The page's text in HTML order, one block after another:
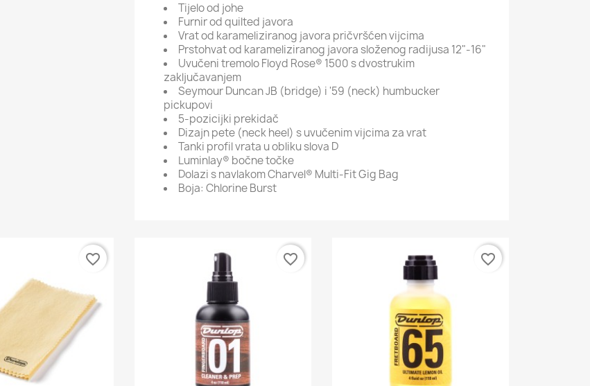
Tijelo od johe
Furnir od quilted javora
Vrat od karameliziranog javora pričvršćen vijcima
Prstohvat od karameliziranog javora složenog radijusa 12"-16"
Uvučeni tremolo Floyd Rose® 1500 s dvostrukim
zaključavanjem
Seymour Duncan JB (bridge) i '59 (neck) humbucker
pickupovi
5-pozicijki prekidač
Dizajn pete (neck heel) s uvučenim vijcima za vrat
Tanki profil vrata u obliku slova D
Luminlay® bočne točke
Dolazi s navlakomCharvel® Multi-Fit Gig Bag
Boja: Chlorine Burst
favorite_border favorite_border favorite_border